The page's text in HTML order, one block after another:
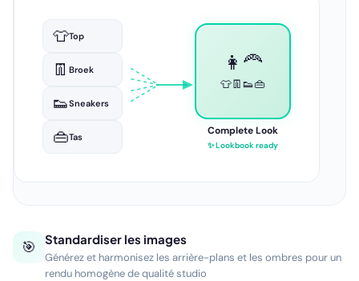
👩👕
👩‍🦱👖
🏔️🧥
beelden gegenereerd
Standardiser les images